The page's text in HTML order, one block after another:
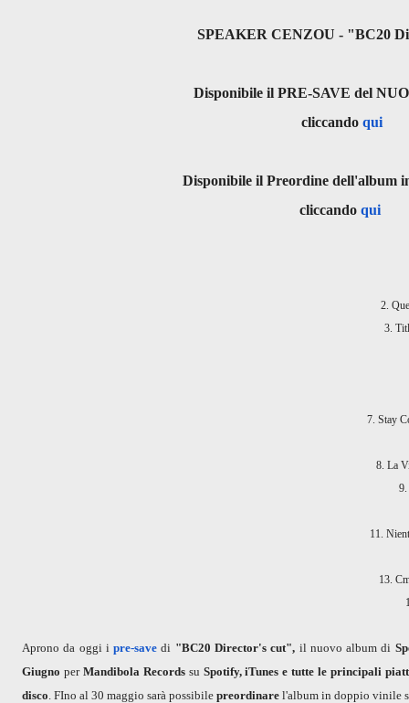
SPEAKER CENZOU - "BC20
Disponibile il PRE-SAVE del
cliccando qui
Disponibile il Preordine dell'album
cliccando qui
2.
3.
7. Stay
8. La
9.
11.
13.
Aprono da oggi ipre-save di "BC20 Director's cut", il nuovo album di
Giugno per Mandibola Recordssu Spotify, iTunes e tutte le principali
disco . FIno al 30 maggio sarà possibile preordinare l'album in doppio vinile